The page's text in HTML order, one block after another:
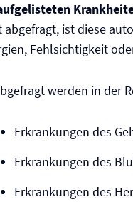
ist diese
Fehlsichtigkeit
werden in der
Erkrankungen des
Erkrankungen des
Erkrankungen des